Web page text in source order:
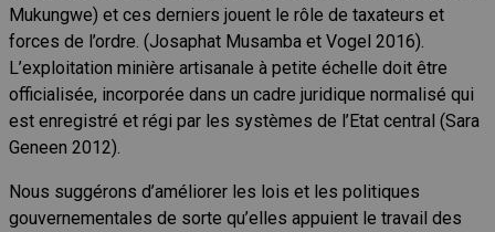
Mukungwe) et ces derniers jouent le rôle de taxateurs et
forces de l’ordre. (Josaphat Musamba et Vogel 2016).
L’exploitation minière artisanale à petite échelle doit être
officialisée, incorporée dans un cadre juridique normalisé qui
est enregistré et régi par les systèmes de l’Etat central (Sara
Geneen 2012).
Nous suggérons d’améliorer les lois et les politiques
gouvernementales de sorte qu’elles appuient le travail des